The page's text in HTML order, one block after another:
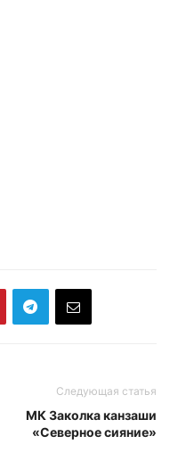
Следующая статья
МК Заколка канзаши
«Северное сияние»